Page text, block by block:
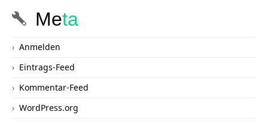
Meta
Anmelden
Eintrags-Feed
Kommentar-Feed
WordPress.org